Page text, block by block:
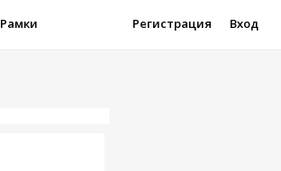
Рамки Регистрация Вход